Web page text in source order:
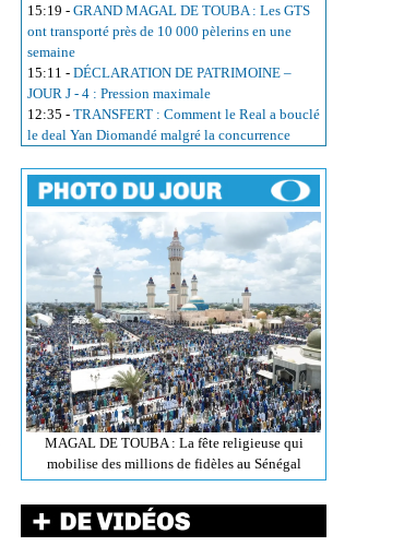
15:19 - GRAND MAGAL DE TOUBA : Les GTS
ont transporté près de 10 000 pèlerins en une
semaine
15:11 - DÉCLARATION DE PATRIMOINE –
JOUR J - 4 : Pression maximale
12:35 - TRANSFERT : Comment le Real a bouclé
le deal Yan Diomandé malgré la concurrence
MAGAL DE TOUBA : La fête religieuse qui
mobilise des millions de fidèles au Sénégal